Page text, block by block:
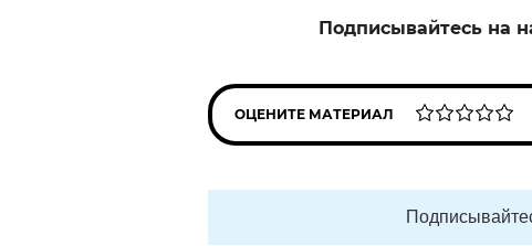
Подписывайтесь на
ОЦЕНИТЕ МАТЕРИАЛ